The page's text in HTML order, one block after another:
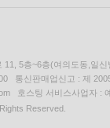
11, 5층~6층(여의도동,일신
통신판매업신고 : 제
호스팅 서비스사업자 :
Reserved.